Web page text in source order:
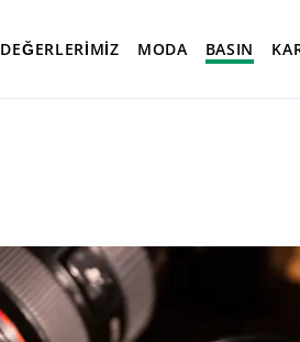
DEĞERLERIMIZ MODA BASIN